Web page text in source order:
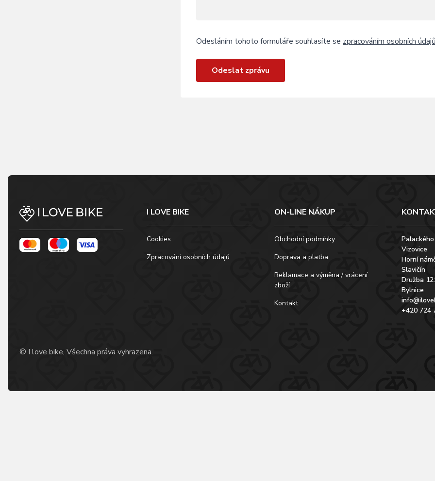
Odesláním tohoto formuláře souhlasíte se zpracováním osobních
Odeslat zprávu
I LOVE BIKE
Cookies
Zpracování osobních údajů
ON-LINE NÁKUP
Obchodní podmínky
Doprava a platba
Reklamace a výměna / vrácení
zboží
Kontakt
Vizovice
Horní
Slavičín
Družba
Bylnice
+420 724
© I love bike, Všechna práva vyhrazena.